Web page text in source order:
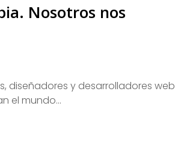
Nosotros nos
diseñadores y desarrolladores web
el mundo...